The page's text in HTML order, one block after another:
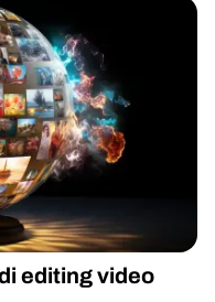
editing video